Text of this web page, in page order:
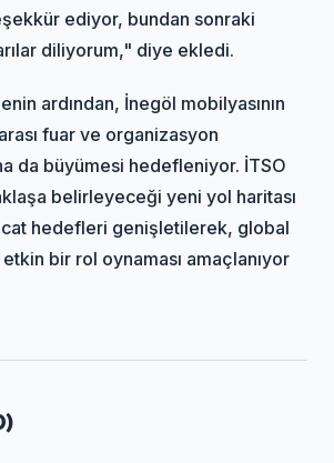
ediyor, bundan sonraki
diliyorum," diye ekledi.
ardından, İnegöl mobilyasının
fuar ve organizasyon
da büyümesi hedefleniyor. İTSO
belirleyeceği yeni yol haritası
hedefleri genişletilerek, global
bir rol oynaması amaçlanıyor
)